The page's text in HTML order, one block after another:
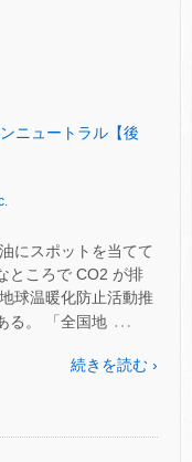
ニュートラル【後
にスポットを当てて
ところで CO2 が排
球温暖化防止活動推
る。 「全国地 …
続きを読む ›